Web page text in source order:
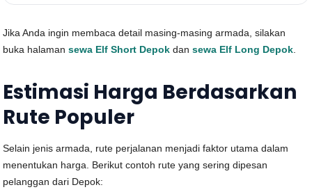
Jika Anda ingin membaca detail masing-masing armada, silakan
buka halamansewa Elf Short Depok dansewa Elf Long Depok
Estimasi Harga Berdasarkan
Rute Populer
Selain jenis armada, rute perjalanan menjadi faktor utama dalam
menentukan harga. Berikut contoh rute yang sering dipesan
pelanggan dari Depok: